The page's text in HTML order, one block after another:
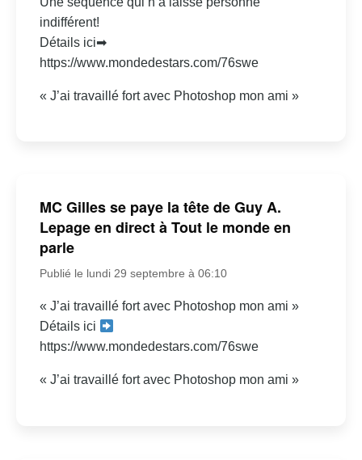
indifférent!
Détails ici➡
https://www.mondedestars.com/76swe
« J’ai travaillé fort avec Photoshop mon ami »
MC Gilles se paye la tête de Guy A.
Lepage en direct à Tout le monde en
parle
Publié le lundi 29 septembre à 06:10
« J’ai travaillé fort avec Photoshop mon ami »
Détails ici
https://www.mondedestars.com/76swe
« J’ai travaillé fort avec Photoshop mon ami »